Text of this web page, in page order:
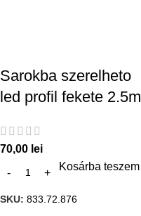
Sarokba szerelheto
led profil fekete 2.5m
70,00 lei
Kosárba teszem
SKU: 833.72.876